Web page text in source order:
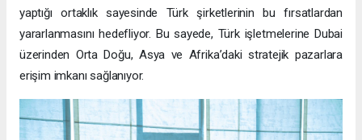
yaptığı ortaklık sayesinde Türk şirketlerinin bu fırsatlardan
yararlanmasını hedefliyor. Bu sayede, Türk işletmelerine Dubai
üzerinden Orta Doğu, Asya ve Afrika’daki stratejik pazarlara
erişim imkanı sağlanıyor.